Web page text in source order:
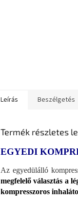
Leírás Beszélgetés
Termék részletes
EGYEDI
Az egyedülálló
megfelelő választás a
kompresszoros